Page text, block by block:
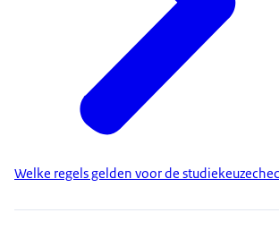
Welke regels gelden voor de